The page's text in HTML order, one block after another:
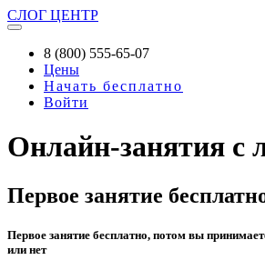
СЛОГ ЦЕНТР
8 (800) 555-65-07
Цены
Начать бесплатно
Войти
Онлайн-занятия с
Первое занятие
Первое занятие бесплатно, потом вы
или нет